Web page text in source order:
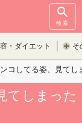
検索
・ダイエット そ
コしてる姿、見てし
てしまった